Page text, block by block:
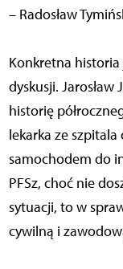
– Radosław
Konkretna
dyskusji. Jarosław
historię
lekarka ze szpitala
samochodem do
PFSz, choć nie
sytuacji, to w
cywilną i